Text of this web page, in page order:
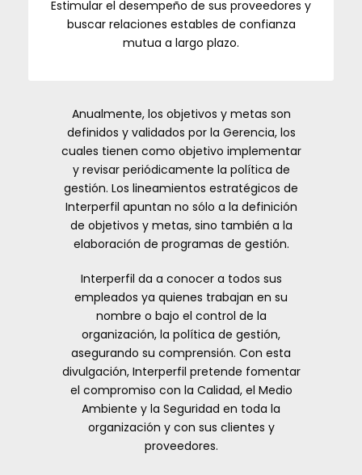
Estimular el desempeño de sus proveedores y
buscar relaciones estables de confianza
mutua a largo plazo.
Anualmente, los objetivos y metas son
definidos y validados por la Gerencia, los
cuales tienen como objetivo implementar
y revisar periódicamente la política de
gestión. Los lineamientos estratégicos de
Interperfil apuntan no sólo a la definición
de objetivos y metas, sino también a la
elaboración de programas de gestión.
Interperfil da a conocer a todos sus
empleados ya quienes trabajan en su
nombre o bajo el control de la
organización, la política de gestión,
asegurando su comprensión. Con esta
divulgación, Interperfil pretende fomentar
el compromiso con la Calidad, el Medio
Ambiente y la Seguridad en toda la
organización y con sus clientes y
proveedores.